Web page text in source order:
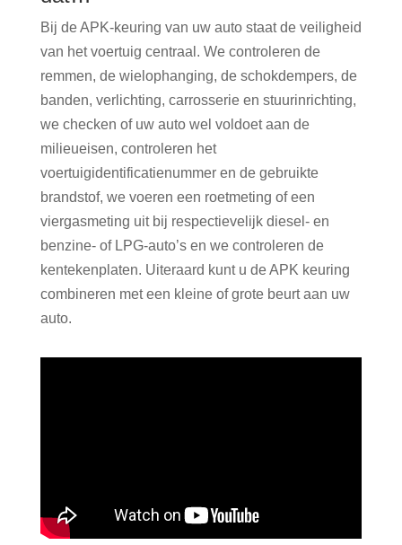
Bij de APK-keuring van uw auto staat de veiligheid
van het voertuig centraal. We controleren de
remmen, de wielophanging, de schokdempers, de
banden, verlichting, carrosserie en stuurinrichting,
we checken of uw auto wel voldoet aan de
milieueisen, controleren het
voertuigidentificatienummer en de gebruikte
brandstof, we voeren een roetmeting of een
viergasmeting uit bij respectievelijk diesel- en
benzine- of LPG-auto’s en we controleren de
kentekenplaten. Uiteraard kunt u de APK keuring
combineren met een kleine of grote beurt aan uw
auto.